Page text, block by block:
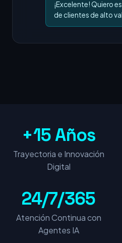
¡Excelente! Quiero
de clientes de alto
+15 Años
Trayectoria e Innovación
Digital
24/7/365
Atención Continua con
Agentes IA